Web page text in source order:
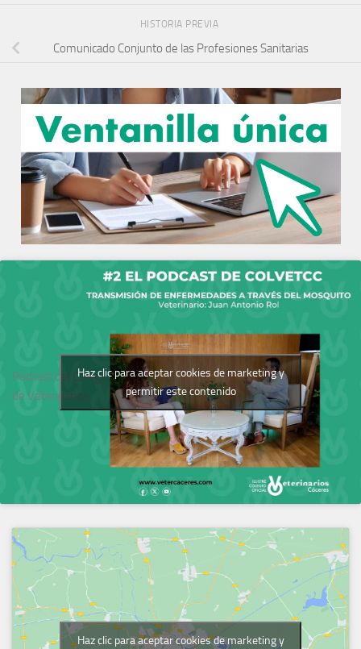
HISTORIA PREVIA
Comunicado Conjunto de las Profesiones Sanitarias
Podcast del Colegio
de Veterinarios
Haz clic para aceptar cookies de marketing y
permitir este contenido
Haz clic para aceptar cookies de marketing y